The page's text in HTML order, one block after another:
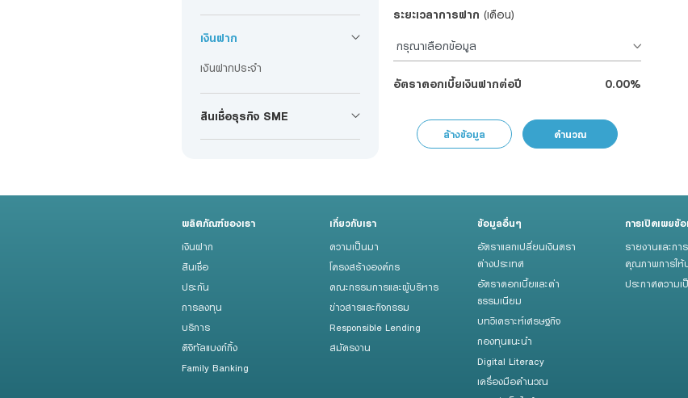
Family Banking
เงินฝาก
เงินฝากประจำ
สินเชื่อธุรกิจ SME
ระยะเวลาการฝาก (เดือน)
อัตราดอกเบี้ยเงินฝากต่อปี 0.00%
ล้างข้อมูล คำนวณ
เมื่อท่านให้ข้อมูลข้างต้นเพื่อให้เจ้าหน้าที่ของธนาคารติดต่อกลับ ท่านรับรองว่าข้อ
จริงและ ยินยอมให้ธนาคารเก็บรวบรวมและใช้ข้อมูลข้างต้น ในการติดต่อท่านเพื่อให้
และนำเสนอข้อมูล เกี่ยวกับผลิตภัณฑ์หรือบริการของธนาคารที่ท่านอาจจะสนใจโปร
ประกาศความเป็นส่วนตัว ของธนาคารอย่างละเอียดเพื่อเข้าใจถึงวิธีการที่ธนาคารเก็
ผลิตภัณฑ์ของเรา
เงินฝาก
สินเชื่อ
ประกัน
การลงทุน
บริการ
ดิจิทัลแบงก์กิ้ง
Family Banking
เกี่ยวกับเรา
ความเป็นมา
โครงสร้างองค์กร
คณะกรรมการและผู้บริหาร
ข่าวสารและกิจกรรม
Responsible Lending
สมัครงาน
ข้อมูลอื่นๆ
อัตราแลกเปลี่ยนเงินตรา
ต่างประเทศ
อัตราดอกเบี้ยและค่า
ธรรมเนียม
บทวิเคราะห์เศรษฐกิจ
กองทุนแนะนำ
Digital Literacy
เครื่องมือคำนวณ
การเปิดเผยข้
รายงานและก
คุณภาพการให้
ประกาศความ